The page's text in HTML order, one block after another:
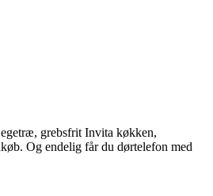
grebsfrit Invita køkken,
Og endelig får du dørtelefon med